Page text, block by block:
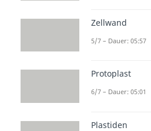
Zellwand
5/7 – Dauer: 05:57
Protoplast
6/7 – Dauer: 05:01
Plastiden